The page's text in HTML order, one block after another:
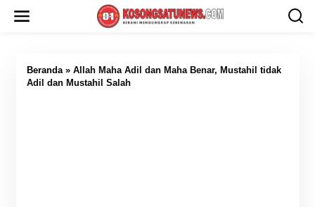
Beranda» Allah Maha Adil dan Maha Benar, Mustahil tidak
Adil dan Mustahil Salah